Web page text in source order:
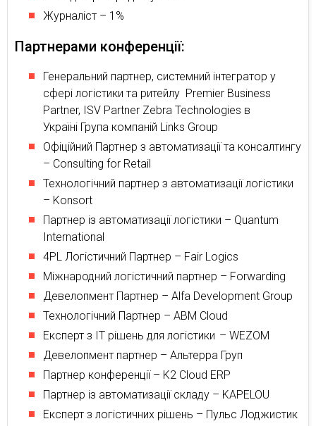
Журналіст – 1%
Партнерами конференції:
Генеральний партнер, системний інтегратор у
сфері логістики та ритейлу Premier Business
Partner, ISV Partner Zebra Technologies в
Україні Група компаній Links Group
Офіційний Партнер з автоматизації та консалтингу
– Consulting for Retail
Технологічний партнер з автоматизації логістики
– Konsort
Партнер із автоматизації логістики – Quantum
International
4PL Логістичний Партнер – Fair Logics
Міжнародний логістичний партнер – Forwarding
Девелопмент Партнер – Alfa Development Group
Технологічний Партнер – ABM Cloud
Експерт з IT рішень для логістики – WEZOM
Девелопмент партнер – Альтерра Груп
Партнер конференції – K2 Cloud ERP
Партнер із автоматизації складу – KAPELOU
Експерт з логістичних рішень – Пульс Лоджистик